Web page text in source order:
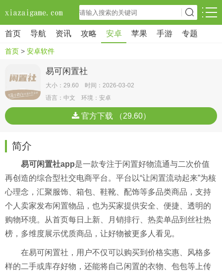
首页 导航 资讯 攻略 安卓 苹果 手游 专题
首页 > 安卓软件
易可闲置社
大小：29.60 时间：2026-03-02
语言：中文 环境：安卓
官方下载 （29.60）
简介
易可闲置社app是一款专注于闲置好物流通与二次价值
再创造的综合型社交电商平台。平台以“让闲置流动起来”为核
心理念，汇聚服饰、箱包、鞋靴、配饰等多品类商品，支持
个人卖家发布闲置物品，也为买家提供安全、便捷、透明的
购物环境。从首页每日上新、月销排行、热卖单品到丝社热
榜，多维度展示优质商品，让好物被更多人看见。
在易可闲置社，用户不仅可以购买到价格实惠、风格多
样的二手或库存好物，还能将自己闲置的衣物、包包等上传